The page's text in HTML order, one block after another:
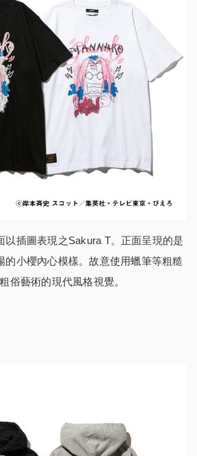
以插圖表現之Sakura T。正面呈現的是
的小櫻內心模樣。故意使用蠟筆等粗糙
俗藝術的現代風格視覺。